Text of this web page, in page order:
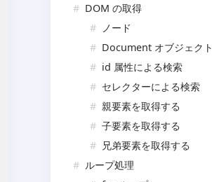
DOM の取得
ノード
Document オブジェクト
id 属性による検索
セレクターによる検索
親要素を取得する
子要素を取得する
兄弟要素を取得する
ループ処理